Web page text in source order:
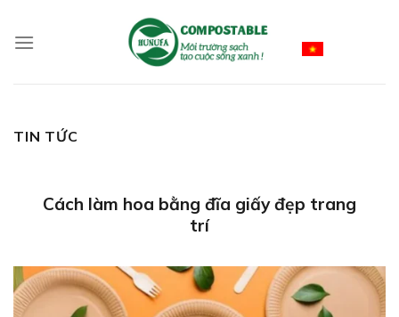
content
TIN TỨC
Cách làm hoa bằng đĩa giấy đẹp trang
trí